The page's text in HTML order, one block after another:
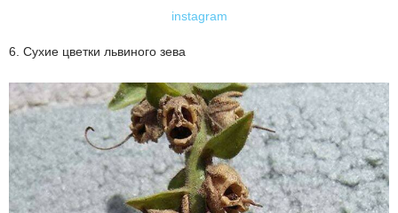
instagram
6. Сухие цветки львиного зева